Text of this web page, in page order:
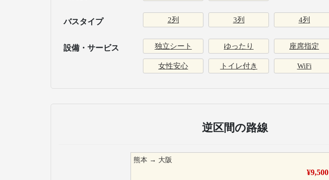
バスタイプ 2列 3列 4列
設備・サービス 独立シート ゆったり 座席指定
女性安心 トイレ付き WiFi
逆区間の路線
熊本 → 大阪
¥9,500